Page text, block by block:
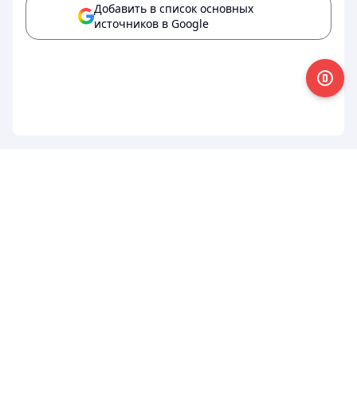
Добавить в список основных
источников в Google